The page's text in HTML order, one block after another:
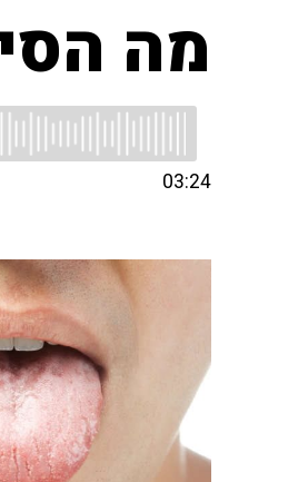
מה
03:24